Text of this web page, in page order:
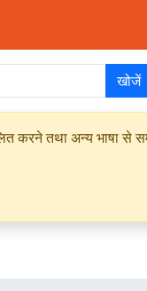
खोजें
करने तथा अन्य भाषा से